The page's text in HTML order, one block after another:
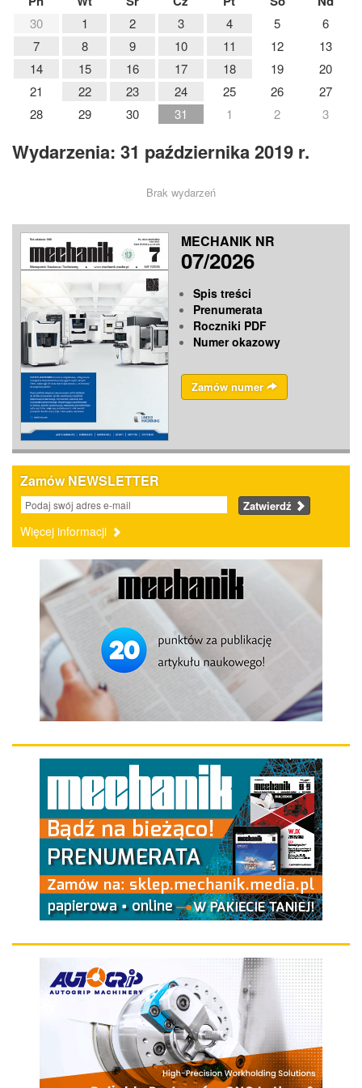
30 1 2 3 4 5
6
7
8 9 10 11 12
13
14
15 16 17 18 19
20
21
22 23 24 25 26
27
28
29 30 31 1 2 3
Wydarzenia: 31 października 2019 r.
Brak wydarzeń
MECHANIK NR
07/2026
Spis treści
Prenumerata
Roczniki PDF
Numer okazowy
Zamów numer
Zamów NEWSLETTER
Zatwierdź
Więcej informacji